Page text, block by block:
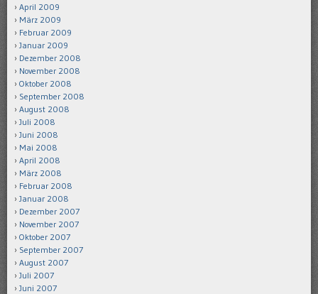
April 2009
März 2009
Februar 2009
Januar 2009
Dezember 2008
November 2008
Oktober 2008
September 2008
August 2008
Juli 2008
Juni 2008
Mai 2008
April 2008
März 2008
Februar 2008
Januar 2008
Dezember 2007
November 2007
Oktober 2007
September 2007
August 2007
Juli 2007
Juni 2007